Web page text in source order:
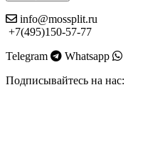
info@mossplit.ru
+7(495)150-57-77
Telegram
Whatsapp
Подписывайтесь на нас: